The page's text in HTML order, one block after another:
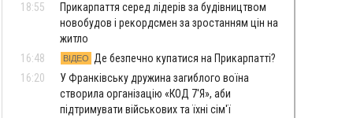
18:55
Прикарпаття серед лідерів за будівництвом
новобудов і рекордсмен за зростанням цін на
житло
16:48
ВІДЕО
Де безпечно купатися на Прикарпатті?
16:20
У Франківську дружина загиблого воїна
створила організацію «КОД 7'Я», аби
підтримувати військових та їхні сім'ї